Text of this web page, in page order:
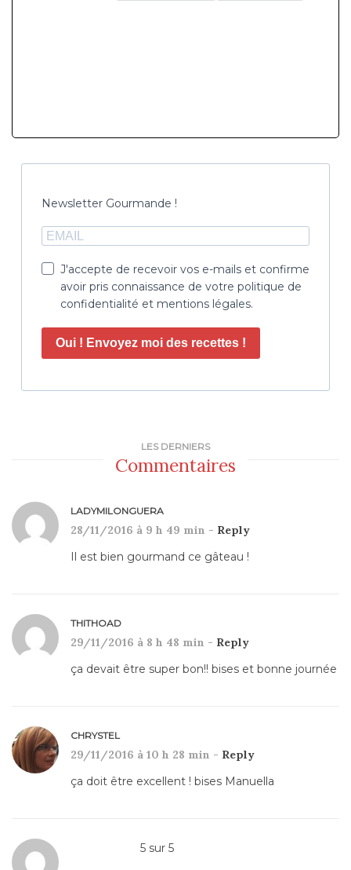
Newsletter Gourmande !
J'accepte de recevoir vos e-mails et confirme
avoir pris connaissance de votre politique de
confidentialité et mentions légales.
Oui ! Envoyez moi des recettes !
LES DERNIERS
Commentaires
LADYMILONGUERA
28/11/2016 à 9 h 49 min - Reply
Il est bien gourmand ce gâteau !
THITHOAD
29/11/2016 à 8 h 48 min - Reply
ça devait être super bon!! bises et bonne journée
CHRYSTEL
29/11/2016 à 10 h 28 min - Reply
ça doit être excellent ! bises Manuella
5 sur 5